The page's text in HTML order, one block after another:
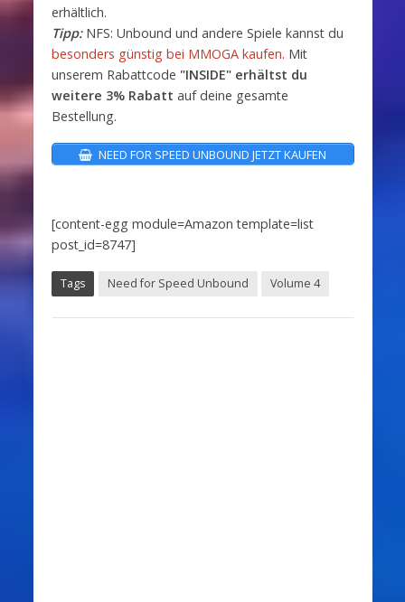
erhältlich.
Tipp: NFS: Unbound und andere Spiele kannst du
besonders günstig bei MMOGA kaufen. Mit
unserem Rabattcode "INSIDE" erhältst du
weitere 3% Rabatt auf deine gesamte
Bestellung.
NEED FOR SPEED UNBOUND JETZT KAUFEN
[content-egg module=Amazon template=list
post_id=8747]
Tags Need for Speed Unbound Volume 4